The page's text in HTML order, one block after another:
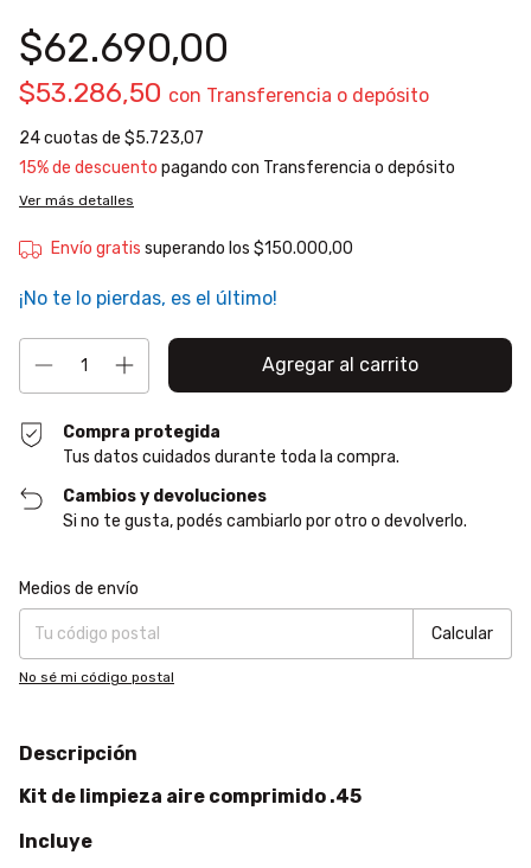
$62.690,00
$53.286,50 con Transferencia o depósito
24cuotas de $5.723,07
15% de descuento pagando con Transferencia o depósito
Ver más detalles
Envío gratis superando los $150.000,00
¡No te lo pierdas, es el último!
Compra protegida
Tus datos cuidados durante toda la compra.
Cambios y devoluciones
Si no te gusta, podés cambiarlo por otro o devolverlo.
Entregas para el CP:
Medios de envío
Calcular
No sé mi código postal
Descripción
Kit de limpieza aire comprimido .45
Incluye